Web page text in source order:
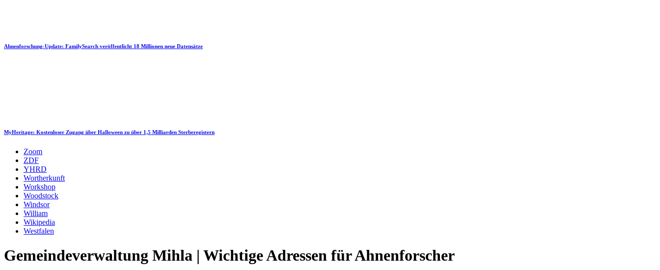
Ahnenforschung-Update: FamilySearch veröffentlicht 18 Millionen neue Datensätze
MyHeritage: Kostenloser Zugang über Halloween zu über 1,5 Milliarden Sterberegistern
Zoom
ZDF
YHRD
Wortherkunft
Workshop
Woodstock
Windsor
William
Wikipedia
Westfalen
Gemeindeverwaltung Mihla | Wichtige Adressen für Ahnenforscher